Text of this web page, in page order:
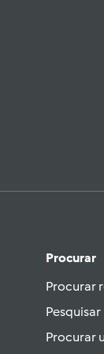
Procurar
Procurar
Procurar